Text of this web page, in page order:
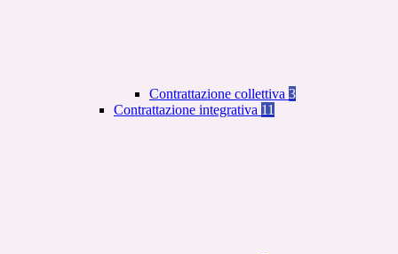
Contrattazione collettiva 3
Contrattazione integrativa 11